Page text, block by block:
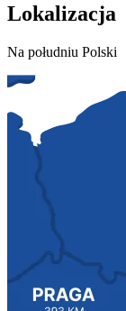
Lokalizacja
Na południu Polski